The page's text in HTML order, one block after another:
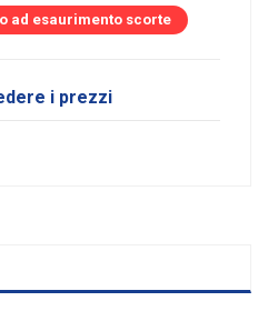
ad esaurimento scorte
i prezzi